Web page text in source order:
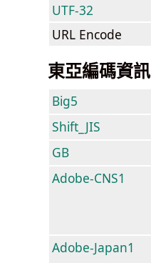
UTF-32
URL Encode
東亞編碼資訊
Big5
Shift_JIS
GB
Adobe-CNS1
Adobe-Japan1